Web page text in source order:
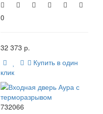
0
32 373 р.
Купить в один
клик
732066